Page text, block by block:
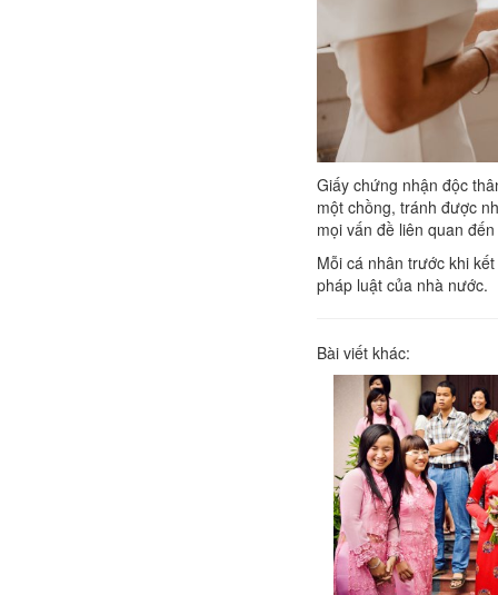
Giấy chứng nhận độc
một chồng, tránh được
mọi vấn đề liên quan
Mỗi cá nhân trước khi
pháp luật của nhà nước.
Bài viết khác: